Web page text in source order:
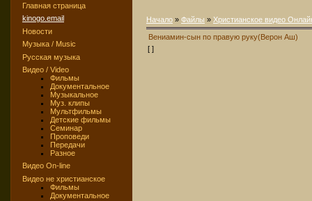
Главная страница
kinogo.email
Новости
Музыка / Music
Русская музыка
Видео / Video
Фильмы
Документальное
Музыкальное
Муз. клипы
Мультфильмы
Детские фильмы
Семинар
Проповеди
Передачи
Разное
Видео On-line
Видео не христианское
Фильмы
Документальное
Начало » Файлы » Христианское видео
Вениамин-сын по правую руку(Верон Аш)
[ ]